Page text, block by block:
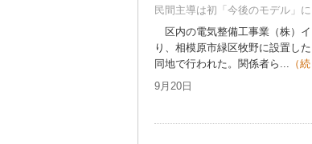
民間主導は初「今後のモデル」に
区内の電気整備工事業（株）
り、相模原市緑区牧野に設置し
同地で行われた。関係者ら... （
9月20日